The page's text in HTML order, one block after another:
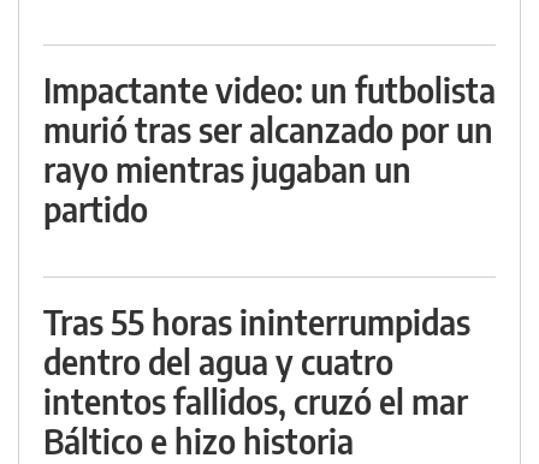
Impactante video: un futbolista
murió tras ser alcanzado por un
rayo mientras jugaban un
partido
Tras 55 horas ininterrumpidas
dentro del agua y cuatro
intentos fallidos, cruzó el mar
Báltico e hizo historia